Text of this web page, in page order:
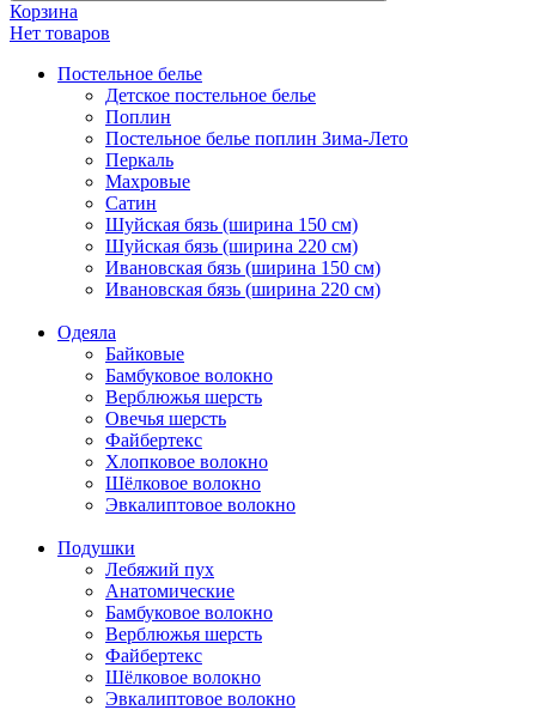
Корзина
Нет товаров
Постельное белье
Детское постельное белье
Поплин
Постельное белье поплин Зима-Лето
Перкаль
Махровые
Сатин
Шуйская бязь (ширина 150 см)
Шуйская бязь (ширина 220 см)
Ивановская бязь (ширина 150 см)
Ивановская бязь (ширина 220 см)
Одеяла
Байковые
Бамбуковое волокно
Верблюжья шерсть
Овечья шерсть
Файбертекс
Хлопковое волокно
Шёлковое волокно
Эвкалиптовое волокно
Подушки
Лебяжий пух
Анатомические
Бамбуковое волокно
Верблюжья шерсть
Файбертекс
Шёлковое волокно
Эвкалиптовое волокно